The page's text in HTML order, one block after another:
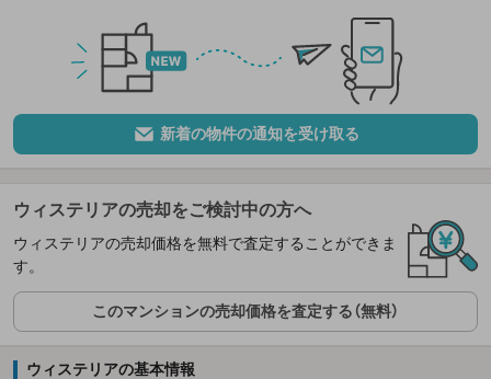
新着の物件の通知を受け取る
ウィステリアの売却をご検討中の方へ
ウィステリアの売却価格を無料で査定することができま
す。
このマンションの売却価格を査定する（無料）
ウィステリアの基本情報